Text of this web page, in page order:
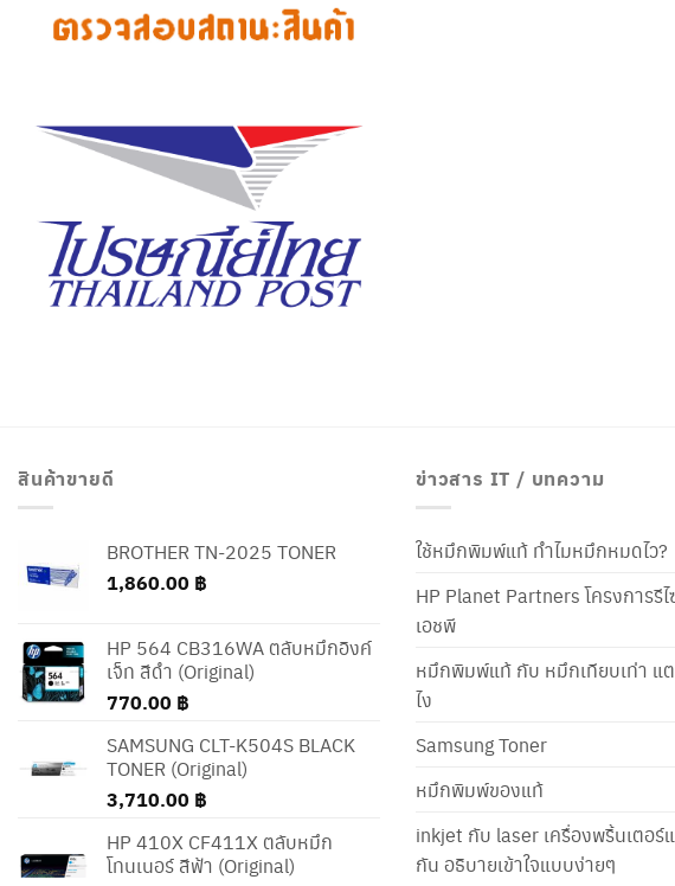
สินค้าขายดี
BROTHER TN-2025 TONER
1,860.00 ฿
HP 564 CB316WA ตลับหมึกอิงค์
เจ็ท สีดำ (Original)
770.00 ฿
SAMSUNG CLT-K504S BLACK
TONER (Original)
3,710.00 ฿
HP 410X CF411X ตลับหมึก
โทนเนอร์ สีฟ้า (Original)
ข่าวสาร IT / บทความ
ใช้หมึกพิมพ์แท้ ทำไมหมึกหมดไว?
HP Planet Partners โครงการรี
เอชพี
หมึกพิมพ์แท้ กับ หมึกเทียบเท่า แ
ไง
Samsung Toner
หมึกพิมพ์ของแท้
inkjet กับ laser เครื่องพริ้นเตอร์
กัน อธิบายเข้าใจแบบง่ายๆ